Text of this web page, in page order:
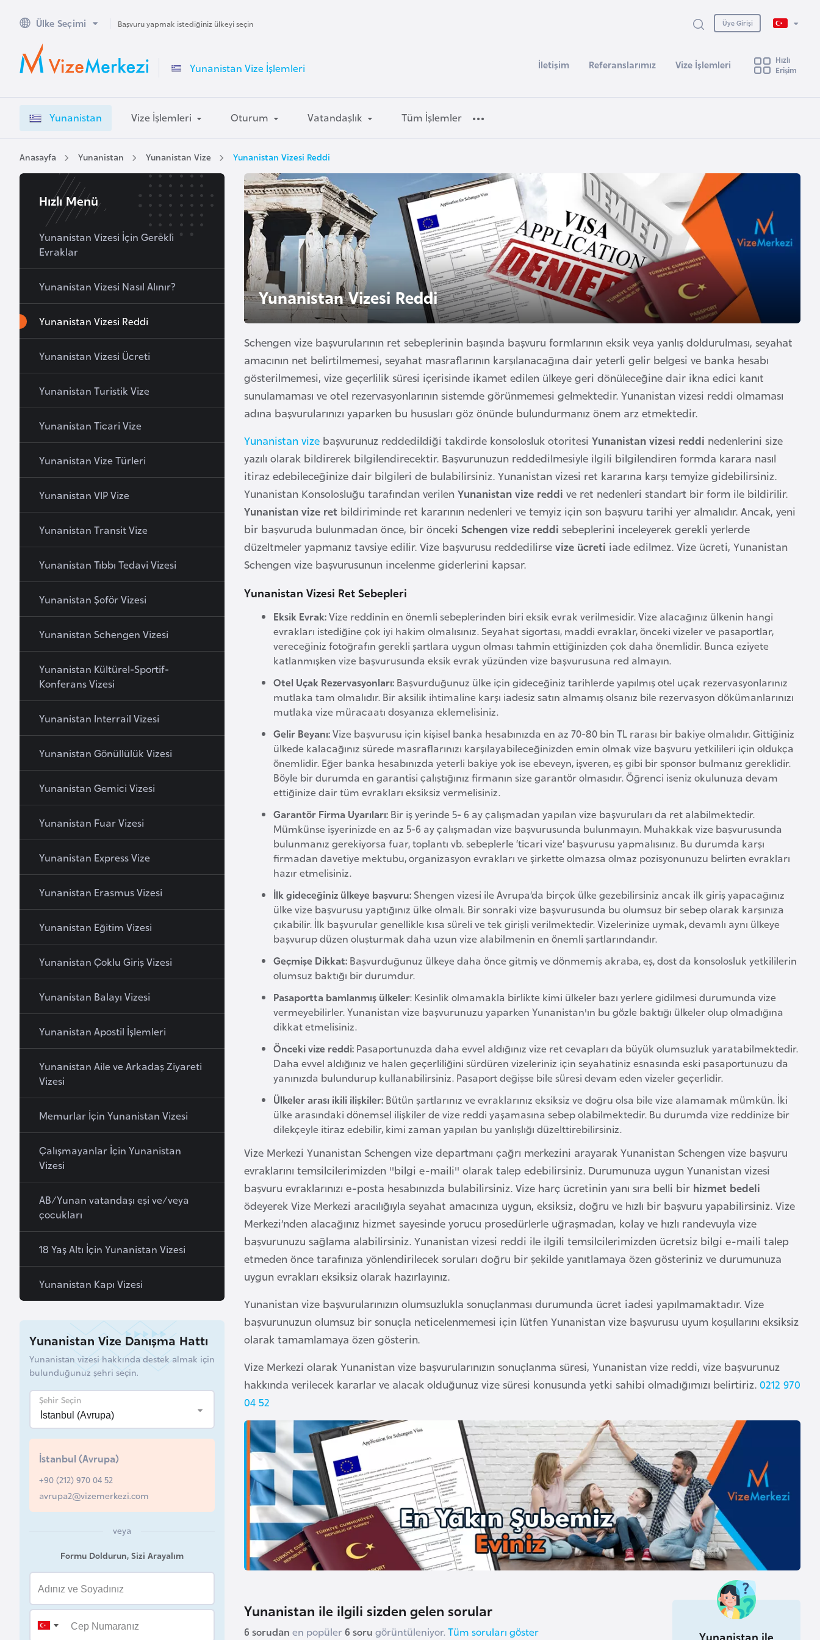
Ülke Seçimi Başvuru yapmak istediğiniz ülkeyi seçin Üye Girişi
Yunanistan Vize İşlemleri İletişim Referanslarımız Vize İşlemleri
Hızlı
Erişim
Yunanistan Vize İşlemleri Oturum Vatandaşlık Tüm İşlemler
Anasayfa Yunanistan Yunanistan Vize Yunanistan Vizesi Reddi
Yunanistan Vizesi Reddi
Schengen vize başvurularının ret sebeplerinin başında başvuru formlarının eksik veya yanlış doldurulması, seyahat
amacının net belirtilmemesi, seyahat masraflarının karşılanacağına dair yeterli gelir belgesi ve banka hesabı
gösterilmemesi, vize geçerlilik süresi içerisinde ikamet edilen ülkeye geri dönüleceğine dair ikna edici kanıt
sunulamaması ve otel rezervasyonlarının sistemde görünmemesi gelmektedir. Yunanistan vizesi reddi olmaması
adına başvurularınızı yaparken bu hususları göz önünde bulundurmanız önem arz etmektedir.
Yunanistan vize başvurunuz reddedildiği takdirde konsolosluk otoritesi Yunanistan vizesi reddi nedenlerini size
yazılı olarak bildirerek bilgilendirecektir. Başvurunuzun reddedilmesiyle ilgili bilgilendiren formda karara nasıl
itiraz edebileceğinize dair bilgileri de bulabilirsiniz. Yunanistan vizesi ret kararına karşı temyize gidebilirsiniz.
Yunanistan Konsolosluğu tarafından verilen Yunanistan vize reddi ve ret nedenleri standart bir form ile bildirilir.
Yunanistan vize ret bildiriminde ret kararının nedenleri ve temyiz için son başvuru tarihi yer almalıdır. Ancak, yeni
bir başvuruda bulunmadan önce, bir önceki Schengen vize reddi sebeplerini inceleyerek gerekli yerlerde
düzeltmeler yapmanız tavsiye edilir. Vize başvurusu reddedilirse vize ücreti iade edilmez. Vize ücreti, Yunanistan
Schengen vize başvurusunun incelenme giderlerini kapsar.
Yunanistan Vizesi Ret Sebepleri
Eksik Evrak:Vize reddinin en önemli sebeplerinden biri eksik evrak verilmesidir. Vize alacağınız ülkenin hangi
evrakları istediğine çok iyi hakim olmalısınız. Seyahat sigortası, maddi evraklar, önceki vizeler ve pasaportlar,
vereceğiniz fotoğrafın gerekli şartlara uygun olması tahmin ettiğinizden çok daha önemlidir. Bunca eziyete
katlanmışken vize başvurusunda eksik evrak yüzünden vize başvurusuna red almayın.
Otel Uçak Rezervasyonları: Başvurduğunuz ülke için gideceğiniz tarihlerde yapılmış otel uçak rezervasyonlarınız
mutlaka tam olmalıdır. Bir aksilik ihtimaline karşı iadesiz satın almamış olsanız bile rezervasyon dökümanlarınızı
mutlaka vize müracaatı dosyanıza eklemelisiniz.
Gelir Beyanı:Vize başvurusu için kişisel banka hesabınızda en az 70-80 bin TL rarası bir bakiye olmalıdır. Gittiğiniz
ülkede kalacağınız sürede masraflarınızı karşılayabileceğinizden emin olmak vize başvuru yetkilileri için oldukça
önemlidir. Eğer banka hesabınızda yeterli bakiye yok ise ebeveyn, işveren, eş gibi bir sponsor bulmanız gereklidir.
Böyle bir durumda en garantisi çalıştığınız firmanın size garantör olmasıdır. Öğrenci iseniz okulunuza devam
ettiğinize dair tüm evrakları eksiksiz vermelisiniz.
Garantör Firma Uyarıları: Bir iş yerinde 5- 6 ay çalışmadan yapılan vize başvuruları da ret alabilmektedir.
Mümkünse işyerinizde en az 5-6 ay çalışmadan vize başvurusunda bulunmayın. Muhakkak vize başvurusunda
bulunmanız gerekiyorsa fuar, toplantı vb. sebeplerle ‘ticari vize’ başvurusu yapmalısınız. Bu durumda karşı
firmadan davetiye mektubu, organizasyon evrakları ve şirkette olmazsa olmaz pozisyonunuzu belirten evrakları
hazır etmelisiniz.
İlk gideceğiniz ülkeye başvuru:Shengen vizesi ile Avrupa’da birçok ülke gezebilirsiniz ancak ilk giriş yapacağınız
ülke vize başvurusu yaptığınız ülke olmalı. Bir sonraki vize başvurusunda bu olumsuz bir sebep olarak karşınıza
çıkabilir. İlk başvurular genellikle kısa süreli ve tek girişli verilmektedir. Vizelerinize uymak, devamlı aynı ülkeye
başvurup düzen oluşturmak daha uzun vize alabilmenin en önemli şartlarındandır.
Geçmişe Dikkat: Başvurduğunuz ülkeye daha önce gitmiş ve dönmemiş akraba, eş, dost da konsolosluk yetkililerin
olumsuz baktığı bir durumdur.
Pasaportta bamlanmış ülkeler: Kesinlik olmamakla birlikte kimi ülkeler bazı yerlere gidilmesi durumunda vize
vermeyebilirler. Yunanistan vize başvurunuzu yaparken Yunanistan'ın bu gözle baktığı ülkeler olup olmadığına
dikkat etmelisiniz.
Önceki vize reddi: Pasaportunuzda daha evvel aldığınız vize ret cevapları da büyük olumsuzluk yaratabilmektedir.
Daha evvel aldığınız ve halen geçerliliğini sürdüren vizeleriniz için seyahatiniz esnasında eski pasaportunuzu da
yanınızda bulundurup kullanabilirsiniz. Pasaport değişse bile süresi devam eden vizeler geçerlidir.
Ülkeler arası ikili ilişkiler: Bütün şartlarınız ve evraklarınız eksiksiz ve doğru olsa bile vize alamamak mümkün. İki
ülke arasındaki dönemsel ilişkiler de vize reddi yaşamasına sebep olabilmektedir. Bu durumda vize reddinize bir
dilekçeyle itiraz edebilir, kimi zaman yapılan bu yanlışlığı düzelttirebilirsiniz.
Vize Merkezi Yunanistan Schengen vize departmanı çağrı merkezini arayarak Yunanistan Schengen vize başvuru
evraklarını temsilcilerimizden ''bilgi e-maili'' olarak talep edebilirsiniz. Durumunuza uygun Yunanistan vizesi
başvuru evraklarınızı e-posta hesabınızda bulabilirsiniz. Vize harç ücretinin yanı sıra belli bir hizmet bedeli
ödeyerek Vize Merkezi aracılığıyla seyahat amacınıza uygun, eksiksiz, doğru ve hızlı bir başvuru yapabilirsiniz. Vize
Merkezi’nden alacağınız hizmet sayesinde yorucu prosedürlerle uğraşmadan, kolay ve hızlı randevuyla vize
başvurunuzu sağlama alabilirsiniz. Yunanistan vizesi reddi ile ilgili temsilcilerimizden ücretsiz bilgi e-maili talep
etmeden önce tarafınıza yönlendirilecek soruları doğru bir şekilde yanıtlamaya özen gösteriniz ve durumunuza
uygun evrakları eksiksiz olarak hazırlayınız.
Yunanistan vize başvurularınızın olumsuzlukla sonuçlanması durumunda ücret iadesi yapılmamaktadır. Vize
başvurunuzun olumsuz bir sonuçla neticelenmemesi için lütfen Yunanistan vize başvurusu uyum koşullarını eksiksiz
olarak tamamlamaya özen gösterin.
Vize Merkezi olarak Yunanistan vize başvurularınızın sonuçlanma süresi, Yunanistan vize reddi, vize başvurunuz
hakkında verilecek kararlar ve alacak olduğunuz vize süresi konusunda yetki sahibi olmadığımızı belirtiriz. 0212 970
04 52
Yunanistan ile ilgili sizden gelen sorular
6 sorudan en popüler 6 soru görüntüleniyor.Tüm soruları göster
Yunanistan ile
Hızlı Menü
Yunanistan Vizesi İçin Gerekli
Evraklar
Yunanistan Vizesi Nasıl Alınır?
Yunanistan Vizesi Reddi
Yunanistan Vizesi Ücreti
Yunanistan Turistik Vize
Yunanistan Ticari Vize
Yunanistan Vize Türleri
Yunanistan VIP Vize
Yunanistan Transit Vize
Yunanistan Tıbbı Tedavi Vizesi
Yunanistan Şoför Vizesi
Yunanistan Schengen Vizesi
Yunanistan Kültürel-Sportif-
Konferans Vizesi
Yunanistan Interrail Vizesi
Yunanistan Gönüllülük Vizesi
Yunanistan Gemici Vizesi
Yunanistan Fuar Vizesi
Yunanistan Express Vize
Yunanistan Erasmus Vizesi
Yunanistan Eğitim Vizesi
Yunanistan Çoklu Giriş Vizesi
Yunanistan Balayı Vizesi
Yunanistan Apostil İşlemleri
Yunanistan Aile ve Arkadaş Ziyareti
Vizesi
Memurlar İçin Yunanistan Vizesi
Çalışmayanlar İçin Yunanistan
Vizesi
AB/Yunan vatandaşı eşi ve/veya
çocukları
18 Yaş Altı İçin Yunanistan Vizesi
Yunanistan Kapı Vizesi
Yunanistan Vize Danışma Hattı
Yunanistan vizesi hakkında destek almak için
bulunduğunuz şehri seçin.
Şehir Seçin
İstanbul (Avrupa)
+90 (212) 970 04 52
avrupa2@vizemerkezi.com
veya
Formu Doldurun, Sizi Arayalım
A
u
s
a
l
A
v
u
s
t
u
r
e
b
a
y
c
a
n
B
a
h
n
B
g
l
a
d
e
ş
B
e
l
a
s
l
ç
i
k
a
B
e
n
i
n
B
o
s
n
a
H
e
e
k
B
u
l
a
r
i
n
B
u